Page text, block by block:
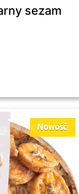
sezam
Nowość